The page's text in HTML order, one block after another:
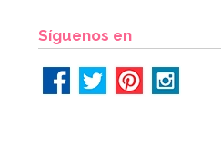
Síguenos en